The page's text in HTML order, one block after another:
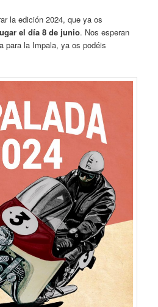
la edición 2024, que ya os
el día 8 de junio. Nos esperan
para la Impala, ya os podéis